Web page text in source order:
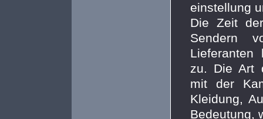
einstellung
Die Zeit
Sendern
Lieferanten
zu. Die Art
mit der
Kleidung,
Bedeutung,